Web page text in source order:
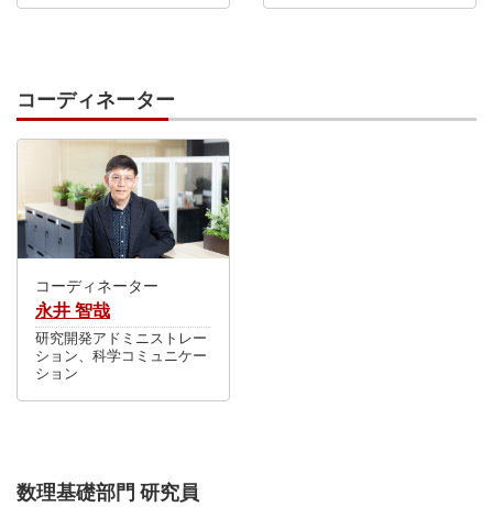
コーディネーター
コーディネーター
永井 智哉
研究開発アドミニストレー
ション、科学コミュニケー
ション
数理基礎部門 研究員